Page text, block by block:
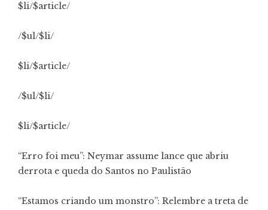
$li/$article/
/$ul/$li/
$li/$article/
/$ul/$li/
$li/$article/
“Erro foi meu”: Neymar assume lance que abriu
derrota e queda do Santos no Paulistão
“Estamos criando um monstro”: Relembre a treta de